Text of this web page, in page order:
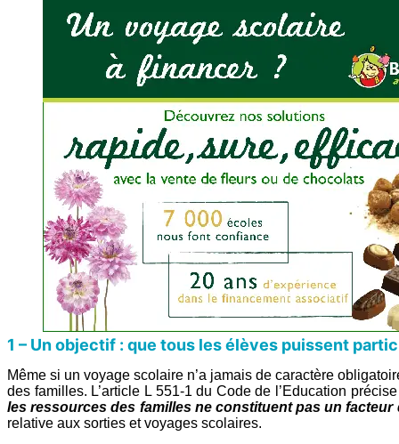
1 – Un objectif : que tous les élèves puissent
Même si un voyage scolaire n’a jamais de caractère
des familles. L’article L 551-1 du Code de l’Education
les ressources des familles ne constituent pas un facteur
relative aux sorties et voyages scolaires.